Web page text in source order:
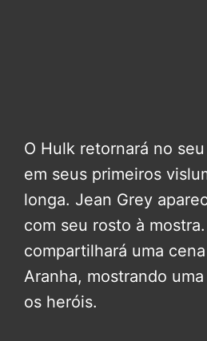
O Hulk retornará no
em seus primeiros
longa. Jean Grey
com seu rosto à
compartilhará uma
Aranha, mostrando
os heróis.